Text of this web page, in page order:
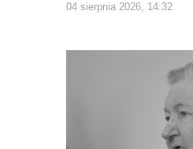
04 sierpnia 2026, 14:32